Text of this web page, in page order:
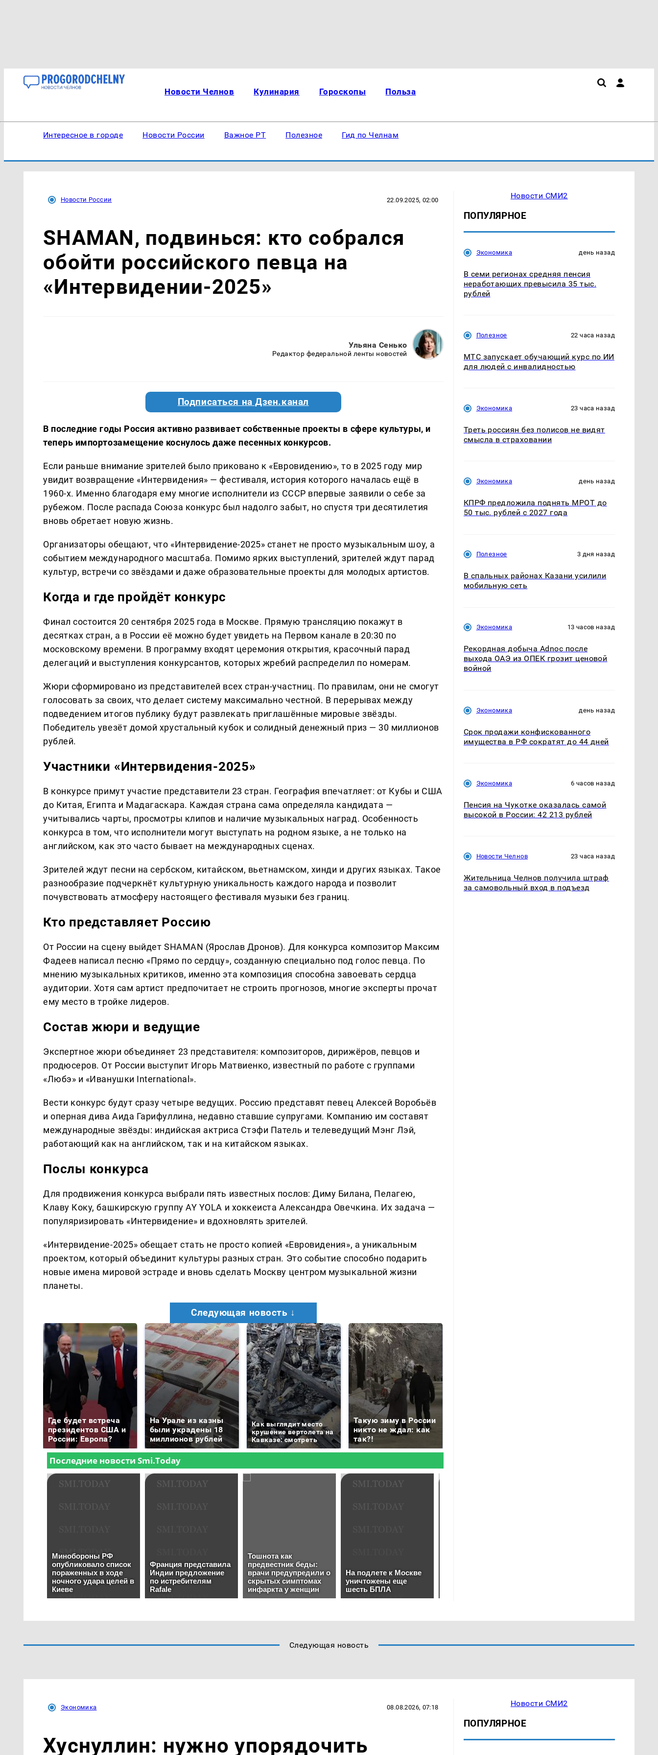
Новости Челнов Кулинария Гороскопы Польза
Интересное в городе Новости России Важное РТ Полезное Гид по Челнам
Новости России 22.09.2025, 02:00
SHAMAN, подвинься: кто собрался
обойти российского певца на
«Интервидении-2025»
Ульяна Сенько
Редактор федеральной ленты новостей
Подписаться на Дзен.канал
В последние годы Россия активно развивает собственные проекты в сфере культуры, и
теперь импортозамещение коснулось даже песенных конкурсов.
Если раньше внимание зрителей было приковано к «Евровидению», то в 2025 году мир
увидит возвращение «Интервидения» — фестиваля, история которого началась ещё в
1960-х. Именно благодаря ему многие исполнители из СССР впервые заявили о себе за
рубежом. После распада Союза конкурс был надолго забыт, но спустя три десятилетия
вновь обретает новую жизнь.
Организаторы обещают, что «Интервидение-2025» станет не просто музыкальным шоу, а
событием международного масштаба. Помимо ярких выступлений, зрителей ждут парад
культур, встречи со звёздами и даже образовательные проекты для молодых артистов.
Когда и где пройдёт конкурс
Финал состоится 20 сентября 2025 года в Москве. Прямую трансляцию покажут в
десятках стран, а в России её можно будет увидеть на Первом канале в 20:30 по
московскому времени. В программу входят церемония открытия, красочный парад
делегаций и выступления конкурсантов, которых жребий распределил по номерам.
Жюри сформировано из представителей всех стран-участниц. По правилам, они не смогут
голосовать за своих, что делает систему максимально честной. В перерывах между
подведением итогов публику будут развлекать приглашённые мировые звёзды.
Победитель увезёт домой хрустальный кубок и солидный денежный приз — 30 миллионов
рублей.
Участники «Интервидения-2025»
В конкурсе примут участие представители 23 стран. География впечатляет: от Кубы и США
до Китая, Египта и Мадагаскара. Каждая страна сама определяла кандидата —
учитывались чарты, просмотры клипов и наличие музыкальных наград. Особенность
конкурса в том, что исполнители могут выступать на родном языке, а не только на
английском, как это часто бывает на международных сценах.
Зрителей ждут песни на сербском, китайском, вьетнамском, хинди и других языках. Такое
разнообразие подчеркнёт культурную уникальность каждого народа и позволит
почувствовать атмосферу настоящего фестиваля музыки без границ.
Кто представляет Россию
От России на сцену выйдет SHAMAN (Ярослав Дронов). Для конкурса композитор Максим
Фадеев написал песню «Прямо по сердцу», созданную специально под голос певца. По
мнению музыкальных критиков, именно эта композиция способна завоевать сердца
аудитории. Хотя сам артист предпочитает не строить прогнозов, многие эксперты прочат
ему место в тройке лидеров.
Состав жюри и ведущие
Экспертное жюри объединяет 23 представителя: композиторов, дирижёров, певцов и
продюсеров. От России выступит Игорь Матвиенко, известный по работе с группами
«Любэ» и «Иванушки International».
Вести конкурс будут сразу четыре ведущих. Россию представят певец Алексей Воробьёв
и оперная дива Аида Гарифуллина, недавно ставшие супругами. Компанию им составят
международные звёзды: индийская актриса Стэфи Патель и телеведущий Мэнг Лэй,
работающий как на английском, так и на китайском языках.
Послы конкурса
Для продвижения конкурса выбрали пять известных послов: Диму Билана, Пелагею,
Клаву Коку, башкирскую группу AY YOLA и хоккеиста Александра Овечкина. Их задача —
популяризировать «Интервидение» и вдохновлять зрителей.
«Интервидение-2025» обещает стать не просто копией «Евровидения», а уникальным
проектом, который объединит культуры разных стран. Это событие способно подарить
новые имена мировой эстраде и вновь сделать Москву центром музыкальной жизни
планеты.
Следующая новость ↓
Где будет встреча
президентов США и
России: Европа?
На Урале из казны
были украдены 18
миллионов рублей
Как выглядит место
крушение вертолета на
Кавказе: смотреть
Такую зиму в России
никто не ждал: как
так?!
Новости СМИ2
ПОПУЛЯРНОЕ
Экономика день назад
В семи регионах средняя пенсия
неработающих превысила 35 тыс.
рублей
Полезное 22 часа назад
МТС запускает обучающий курс по ИИ
для людей с инвалидностью
Экономика 23 часа назад
Треть россиян без полисов не видят
смысла в страховании
Экономика день назад
КПРФ предложила поднять МРОТ до
50 тыс. рублей с 2027 года
Полезное 3 дня назад
В спальных районах Казани усилили
мобильную сеть
Экономика 13 часов назад
Рекордная добыча Adnoc после
выхода ОАЭ из ОПЕК грозит ценовой
войной
Экономика день назад
Срок продажи конфискованного
имущества в РФ сократят до 44 дней
Экономика 6 часов назад
Пенсия на Чукотке оказалась самой
высокой в России: 42 213 рублей
Новости Челнов 23 часа назад
Жительница Челнов получила штраф
за самовольный вход в подъезд
Следующая новость
Экономика 08.08.2026, 07:18
Хуснуллин: нужно упорядочить
Новости СМИ2
ПОПУЛЯРНОЕ